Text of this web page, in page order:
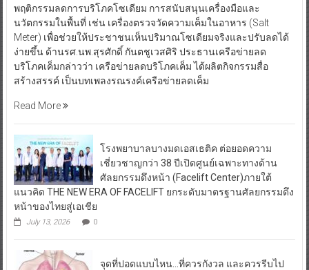
พฤติกรรมลดการบริโภคโซเดียม การสนับสนุนเครื่องมือและ
นวัตกรรมในพื้นที่ เช่น เครื่องตรวจวัดความเค็มในอาหาร (Salt
Meter) เพื่อช่วยให้ประชาชนเห็นปริมาณโซเดียมจริงและปรับลดได้
ง่ายขึ้น ด้านรศ.นพ.สุรศักดิ์ กันตชูเวสศิริ ประธานเครือข่ายลด
บริโภคเค็มกล่าวว่า เครือข่ายลดบริโภคเค็ม ได้ผลิตกิจกรรมสื่อ
สร้างสรรค์ เป็นบทเพลงรณรงค์เครือข่ายลดเค็ม
Read More
โรงพยาบาลบางมดเอสเธติค ต่อยอดความ
เชี่ยวชาญกว่า 38 ปีเปิดศูนย์เฉพาะทางด้าน
ศัลยกรรมดึงหน้า (Facelift Center)ภายใต้
แนวคิด THE NEW ERA OF FACELIFT ยกระดับมาตรฐานศัลยกรรมดึง
หน้าของไทยสู่เอเชีย
July 13, 2026 0
จุดที่ปอดแบบไหน…ที่ควรกังวล และควรรีบไป